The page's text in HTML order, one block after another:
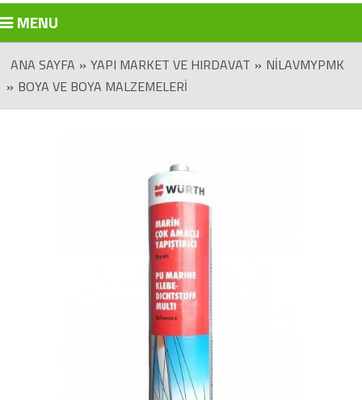
MENU
ANA SAYFA » YAPI MARKET VE HIRDAVAT » NILAVMYPMK
» BOYA VE BOYA MALZEMELERI